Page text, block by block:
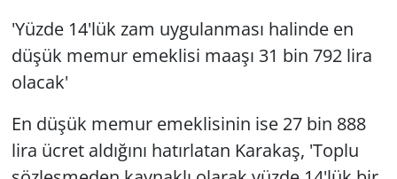
'Yüzde 14'lük zam uygulanması halinde en
düşük memur emeklisi maaşı 31 bin 792 lira
olacak'
En düşük memur emeklisinin ise 27 bin 888
lira ücret aldığını hatırlatan Karakaş, 'Toplu